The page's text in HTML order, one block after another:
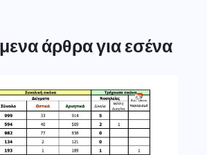
άρθρα για εσένα